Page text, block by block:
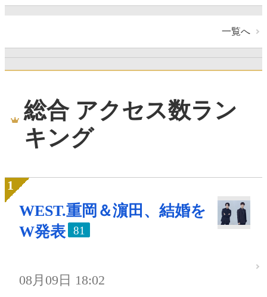
一覧へ
総合 アクセス数ラン
キング
WEST.重岡＆濵田、結婚を
W発表
81
08月09日 18:02